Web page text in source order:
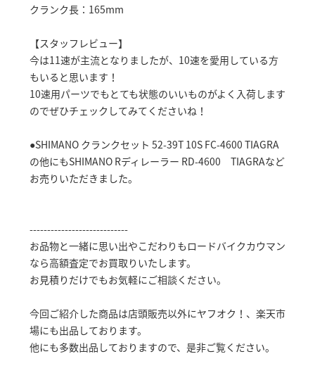
クランク長：165mm
【スタッフレビュー】
今は11速が主流となりましたが、10速を愛用している方
もいると思います！
10速用パーツでもとても状態のいいものがよく入荷します
のでぜひチェックしてみてくださいね！
●SHIMANO クランクセット 52-39T 10S FC-4600 TIAGRA
の他にもSHIMANO Rディレーラー RD-4600 TIAGRAなど
お売りいただきました。
----------------------------
お品物と一緒に思い出やこだわりもロードバイクカウマン
なら高額査定でお買取りいたします。
お見積りだけでもお気軽にご相談ください。
今回ご紹介した商品は店頭販売以外にヤフオク！、楽天市
場にも出品しております。
他にも多数出品しておりますので、是非ご覧ください。